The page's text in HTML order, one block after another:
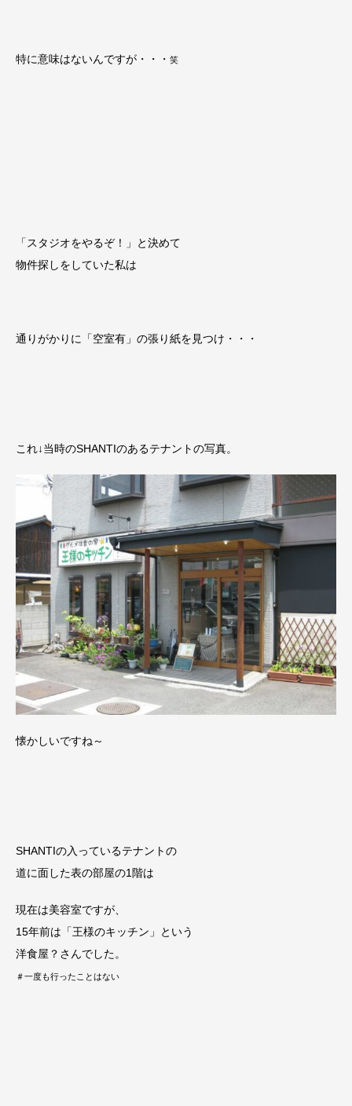
特に意味はないんですが・・・ 笑
「スタジオをやるぞ！」と決めて
物件探しをしていた私は
通りがかりに「空室有」の張り紙を見つけ・・・
これ↓当時のSHANTIのあるテナントの写真。
懐かしいですね～
SHANTIの入っているテナントの
道に面した表の部屋の1階は
現在は美容室ですが、
15年前は「王様のキッチン」という
洋食屋？さんでした。
＃一度も行ったことはない